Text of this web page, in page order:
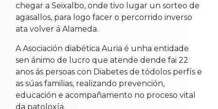
chegar a Seixalbo, onde tivo lugar un sorteo de
agasallos, para logo facer o percorrido inverso
ata volver á Alameda.
A Asociación diabética Auria é unha entidade
sen ánimo de lucro que atende dende fai 22
anos ás persoas con Diabetes de tódolos perfís e
as súas familias, realizando prevención,
educación e acompañamento no proceso vital
da patoloxía.